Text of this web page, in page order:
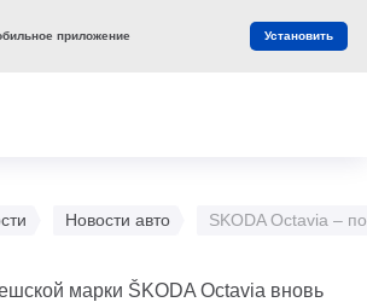
Новости авто SKODA Octavia –
марки ŠKODA Octavia вновь
приложение Установить